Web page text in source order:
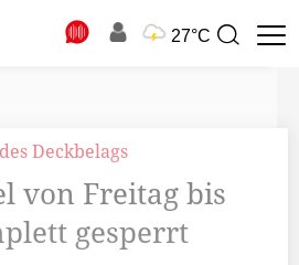
27°C
Suchbegriff
Deckbelags
von Freitag bis
gesperrt